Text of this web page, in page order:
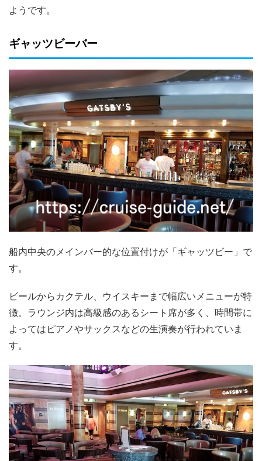
ようです。
ギャッツビーバー
船内中央のメインバー的な位置付けが「ギャッツビー」で
す。
ビールからカクテル、ウイスキーまで幅広いメニューが特
徴。ラウンジ内は高級感のあるシート席が多く、時間帯に
よってはピアノやサックスなどの生演奏が行われていま
す。